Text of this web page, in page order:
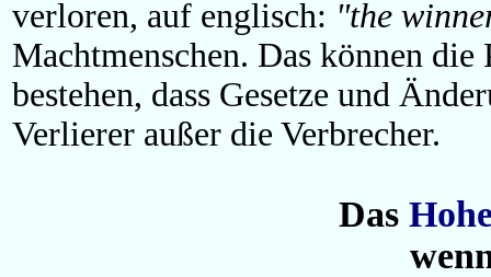
verloren, auf englisch: "the
Machtmenschen. Das können
bestehen, dass Gesetze und
Verlierer außer die Verbrecher.
Das